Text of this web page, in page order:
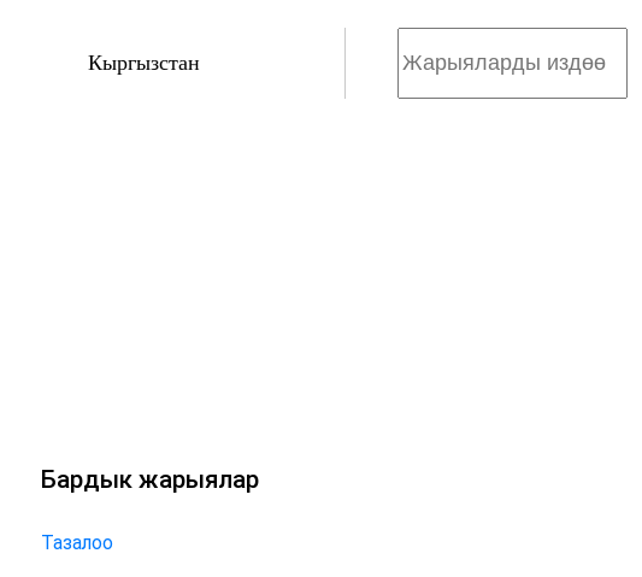
Кыргызстан
Бардык жарыялар
Тазалоо